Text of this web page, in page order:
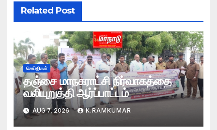
Related Post
செய்திகள்
தஞ்சை மாநகராட்சி நிர்வாகத்தை
வலியுறுத்தி ஆர்ப்பாட்டம்
AUG 7, 2026 K.RAMKUMAR